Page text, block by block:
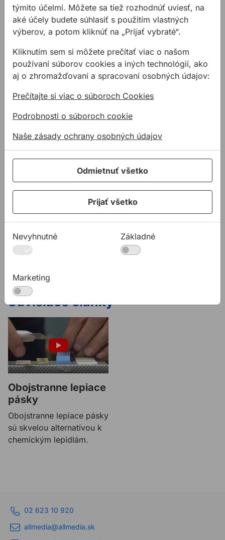
odstrániť čističom ALLMEDIA IPA
Vlastnosti:
nosič odolný voči pretrhnutiu
veľmi vysoká dotyková lepivosť
veľmi vysoká odolnosť voči starnutiu
Rozmery a balenie:
19mm/50m
30mm/50m
38mm/50m
50mm/50m
transparent
Na stiahnutie
TL TRANSFER
Súvisiace články
Obojstranne lepiace
pásky
Obojstranne lepiace pásky
sú skvelou alternatívou k
chemickým lepidlám.
02 623 10 920
allmedia@allmedia.sk
týmito účelmi. Môžete sa tiež rozhodnúť uviesť, na
aké účely budete súhlasiť s použitím vlastných
výberov, a potom kliknúť na „Prijať vybraté“.
Kliknutím sem si môžete prečítať viac o našom
používaní súborov cookies a iných technológií, ako
aj o zhromažďovaní a spracovaní osobných údajov:
Prečítajte si viac o súboroch Cookies
Podrobnosti o súboroch cookie
Naše zásady ochrany osobných údajov
Odmietnuť všetko
Prijať všetko
Nevyhnutné Základné
Marketing